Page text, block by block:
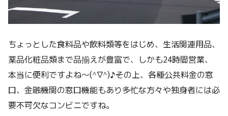
ちょっとした食料品や飲料類等をはじめ、生活関連用品、
薬品化粧品類まで品揃えが豊富で、しかも24時間営業、
本当に便利ですよね～(^∇^)♪その上、各種公共料金の窓
口、金融機関の窓口機能もあり多忙な方々や独身者には必
要不可欠なコンビニですね。